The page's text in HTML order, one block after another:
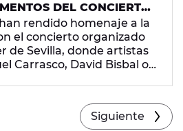
DEL CONCIERTO
EN SEVILLA: DE
AL GRITO DE
rendido homenaje a la
el concierto organizado
de Sevilla, donde artistas
Carrasco, David Bisbal o
Siguiente